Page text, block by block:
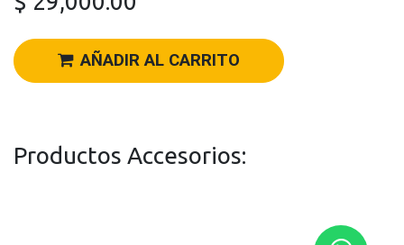
AÑADIR AL CARRITO
Productos Accesorios: